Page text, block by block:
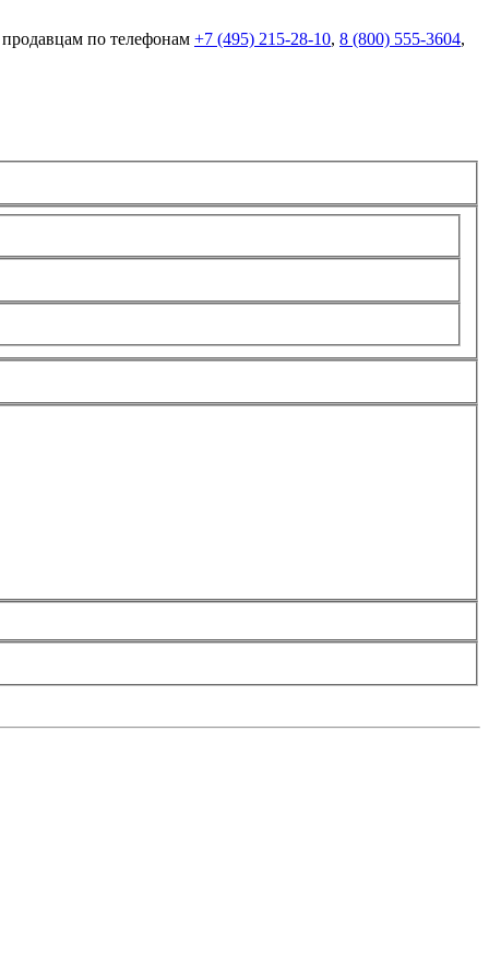
по телефонам +7 (495) 215-28-10, 8 (800) 555-3604,